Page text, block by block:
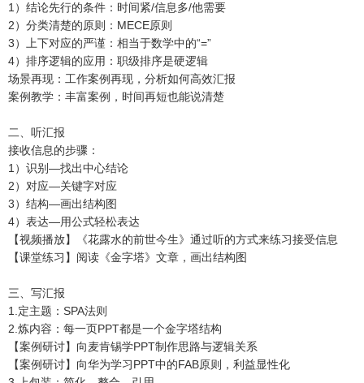
1）结论先行的条件：时间紧/信息多/他需要
2）分类清楚的原则：MECE原则
3）上下对应的严谨：相当于数学中的“=”
4）排序逻辑的应用：职级排序是硬逻辑
场景再现：工作案例再现，分析如何高效汇报
案例教学：丰富案例，时间再短也能说清楚
二、听汇报
接收信息的步骤：
1）识别—找出中心结论
2）对应—关键字对应
3）结构—画出结构图
4）表达—用公式轻松表达
【视频播放】《花露水的前世今生》通过听的方式来练习接受信息
【课堂练习】阅读《金字塔》文章，画出结构图
三、写汇报
1.定主题：SPA法则
2.炼内容：每一页PPT都是一个金字塔结构
【案例研讨】向麦肯锡学PPT制作思路与逻辑关系
【案例研讨】向华为学习PPT中的FAB原则，利益显性化